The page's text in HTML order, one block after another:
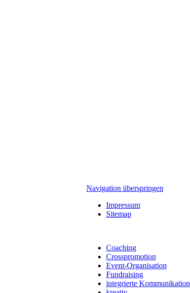
Navigation überspringen
Impressum
Sitemap
Coaching
Crosspromotion
Event-Organisation
Fundraising
integrierte Kommunikation